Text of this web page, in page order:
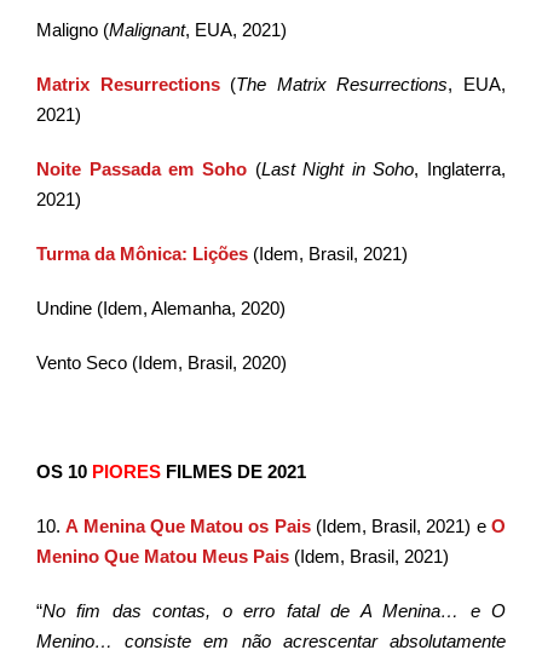
Maligno (Malignant, EUA, 2021)
Matrix Resurrections(The Matrix Resurrections, EUA,
2021)
Noite Passada em Soho(Last Night in Soho, Inglaterra,
2021)
Turma da Mônica: Lições (Idem, Brasil, 2021)
Undine (Idem, Alemanha, 2020)
Vento Seco (Idem, Brasil, 2020)
OS 10 PIORES FILMES DE 2021
10.A Menina Que Matou os Pais(Idem, Brasil, 2021) eO
Menino Que Matou Meus Pais (Idem, Brasil, 2021)
“No fim das contas, o erro fatal de A Menina… e O
Menino… consiste em não acrescentar absolutamente